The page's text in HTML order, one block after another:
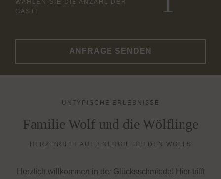
WÄHLEN SIE DIE ANZAHL DER
GÄSTE
ANFRAGE SENDEN
UNTYPISCHE ERLEBNISSE
Familie Wolf und die Wölflinge
HERZ TRIFFT AUF ENERGIE BEI DEN WOLFS
Herzlich willkommen in der Glücksschmiede! Hier trifft